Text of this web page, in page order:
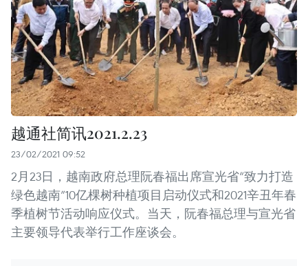
越通社简讯2021.2.23
23/02/2021 09:52
2月23日，越南政府总理阮春福出席宣光省“致力打造
绿色越南”10亿棵树种植项目启动仪式和2021辛丑年春
季植树节活动响应仪式。当天，阮春福总理与宣光省
主要领导代表举行工作座谈会。